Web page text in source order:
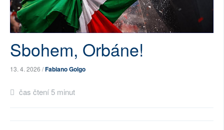
AUTOŘI
PŘÍSPĚVKY NA PROVOZ
SOCIÁLNÍ SÍTĚ
PLNÁ VERZE STRÁNEK
Sbohem, Orbáne!
13. 4. 2026 /Fabiano Golgo
čas čtení 5 minut